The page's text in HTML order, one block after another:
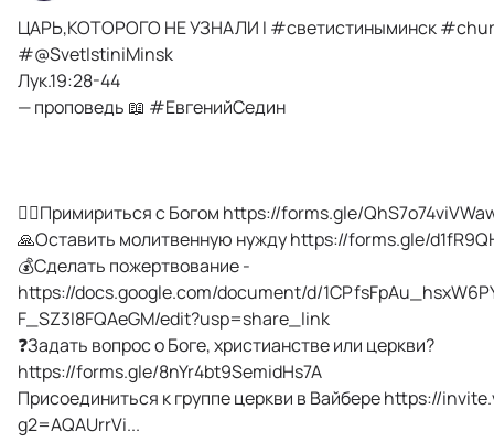
ЦАРЬ,КОТОРОГО НЕ УЗНАЛИ I #светистиныминск
#@SvetIstiniMinsk
Лук.19:28-44
— проповедь 📖 #ЕвгенийСедин
🧎‍♂️Примириться с Богом https://forms.gle/
🙏Оставить молитвенную нужду https://forms.gle/
💰Сделать пожертвование -
https://docs.google.com/document/d/
F_SZ3I8FQAeGM/edit?usp=share_link
❓Задать вопрос о Боге, христианстве или церкви?
https://forms.gle/8nYr4bt9SemidHs7A
Присоединиться к группе церкви в Вайбере https://
g2=AQAUrrVi...